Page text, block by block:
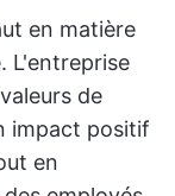
en matière
L'entreprise
de
impact positif
en